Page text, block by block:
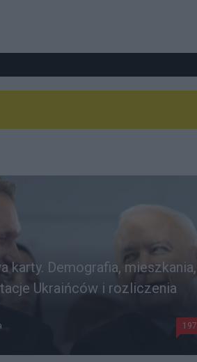
karty. Demografia, mieszkania,
Ukraińców i rozliczenia
197